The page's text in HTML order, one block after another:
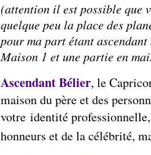
(attention il est possible que
quelque peu la place des
pour ma part étant
Maison 1 et une partie en
Ascendant Bélier, le
maison du père et des
votre identité
honneurs et de la célébrité,